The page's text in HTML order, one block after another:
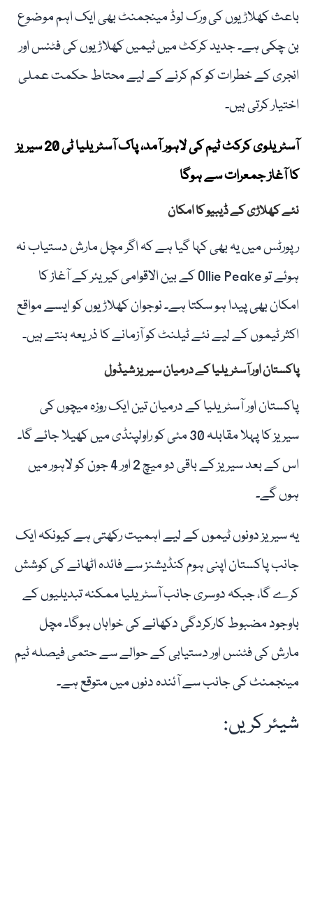
باعث کھلاڑیوں کی ورک لوڈ مینجمنٹ بھی ایک اہم موضوع
بن چکی ہے۔ جدید کرکٹ میں ٹیمیں کھلاڑیوں کی فٹنس اور
انجری کے خطرات کو کم کرنے کے لیے محتاط حکمت عملی
اختیار کرتی ہیں۔
آسٹریلوی کرکٹ ٹیم کی لاہور آمد، پاک آسٹریلیا ٹی 20 سیریز
کا آغاز جمعرات سے ہوگا
نئے کھلاڑی کے ڈیبیو کا امکان
رپورٹس میں یہ بھی کہا گیا ہے کہ اگر مچل مارش دستیاب نہ
ہوئے تو Ollie Peake کے بین الاقوامی کیریئر کے آغاز کا
امکان بھی پیدا ہو سکتا ہے۔ نوجوان کھلاڑیوں کو ایسے مواقع
اکثر ٹیموں کے لیے نئے ٹیلنٹ کو آزمانے کا ذریعہ بنتے ہیں۔
پاکستان اور آسٹریلیا کے درمیان سیریز شیڈول
پاکستان اور آسٹریلیا کے درمیان تین ایک روزہ میچوں کی
سیریز کا پہلا مقابلہ 30 مئی کو راولپنڈی میں کھیلا جائے گا۔
اس کے بعد سیریز کے باقی دو میچ 2 اور 4 جون کو لاہور میں
ہوں گے۔
یہ سیریز دونوں ٹیموں کے لیے اہمیت رکھتی ہے کیونکہ ایک
جانب پاکستان اپنی ہوم کنڈیشنز سے فائدہ اٹھانے کی کوشش
کرے گا، جبکہ دوسری جانب آسٹریلیا ممکنہ تبدیلیوں کے
باوجود مضبوط کارکردگی دکھانے کی خواہاں ہوگا۔ مچل
مارش کی فٹنس اور دستیابی کے حوالے سے حتمی فیصلہ ٹیم
مینجمنٹ کی جانب سے آئندہ دنوں میں متوقع ہے۔
شیئر کریں: